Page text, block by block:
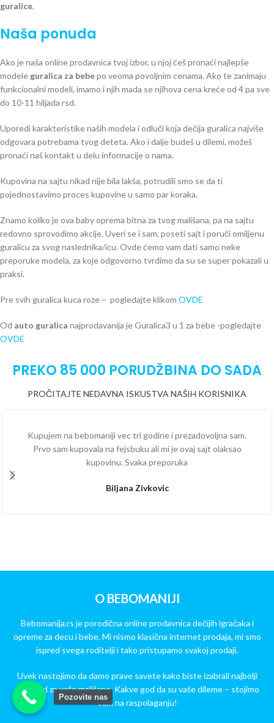
guralice.
Naša ponuda
Ako je naša online prodavnica tvoj izbor, u njoj ćeš pronaći najlepše
modele guralica za bebepo veoma povoljnim cenama. Ako te zanimaju
funkcionalni modeli, imamo i njih mada se njihova cena kreće od 4 pa sve
do 10-11 hiljada rsd.
Uporedi karakteristike naših modela i odluči koja dečija guralica najviše
odgovara potrebama tvog deteta. Ako i dalje budeš u dilemi, možeš
pronaći naš kontakt u delu informacije o nama.
Kupovina na sajtu nikad nije bila lakša, potrudili smo se da ti
pojednostavimo proces kupovine u samo par koraka.
Znamo koliko je ova baby oprema bitna za tvog mališana, pa na sajtu
redovno sprovodimo akcije. Uveri se i sam, poseti sajt i poruči omiljenu
guralicu za svog naslednika/icu. Ovde ćemo vam dati samo neke
preporuke modela, za koje odgovorno tvrdimo da su se super pokazali u
praksi.
Pre svih guralica kuca roze – pogledajte klikom OVDE
Od auto guralica najprodavanija je Guralica3 u 1 za bebe -pogledajte
OVDE
PREKO 85 000 PORUDŽBINA DO SADA
PROČITAJTE NEDAVNA ISKUSTVA NAŠIH KORISNIKA
Kupujem na bebomaniji vec tri godine i prezadovoljna sam.
Prvo sam kupovala na fejsbuku ali mi je ovaj sajt olaksao
kupovinu. Svaka preporuka
Biljana Zivkovic
O BEBOMANIJI
Bebomanija.rs je porodična online prodavnica dečijih igračaka i
opreme za decu i bebe. Mi nismo klasična internet prodaja, mi smo
ispred svega roditelji i tako pristupamo svakoj prodaji.
Uvek nastojimo da damo prave savete kako biste izabrali najbolji
proizvod za vaše mališane. Kakve god da su vaše dileme – stojimo
Vam na raspolaganju!
Pozovite nas